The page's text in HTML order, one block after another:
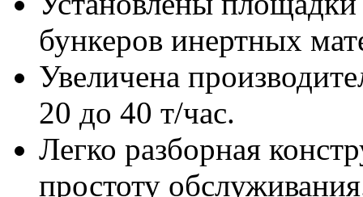
бункеров инертных
Увеличена
20 до 40 т/час.
Легко разборная
простоту